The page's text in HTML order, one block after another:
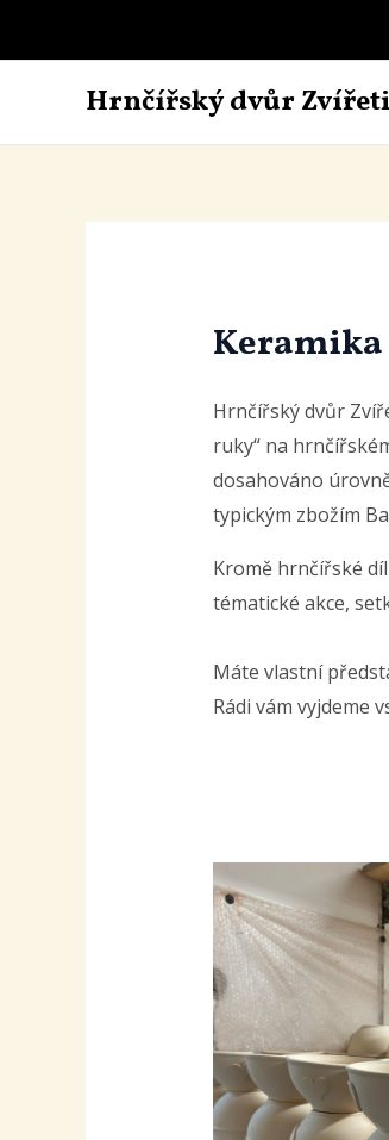
Hrnčířský dvůr
Keramika
Hrnčířský dvůr
ruky“ na
dosahováno
typickým zbožím
Kromě hrnčířské
tématické akce,
Máte vlastní
Rádi vám vyjdeme